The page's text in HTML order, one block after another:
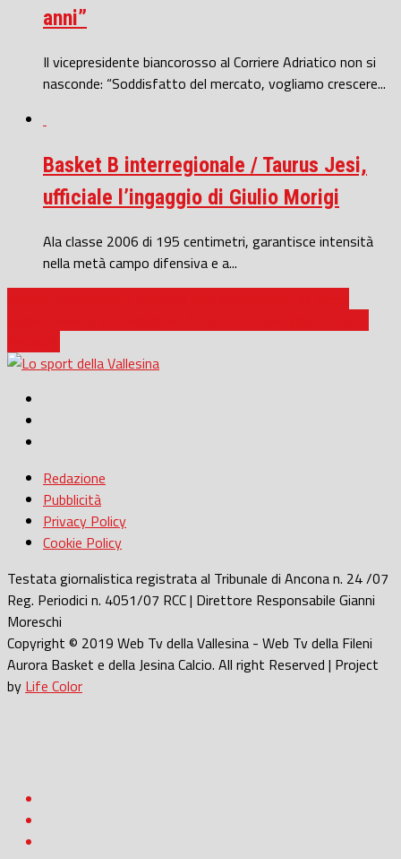
anni”
Il vicepresidente biancorosso al Corriere Adriatico non si
nasconde: “Soddisfatto del mercato, vogliamo crescere...
Basket B interregionale / Taurus Jesi,
ufficiale l’ingaggio di Giulio Morigi
Ala classe 2006 di 195 centimetri, garantisce intensità
nella metà campo difensiva e a...
Redazione
Pubblicità
Privacy Policy
Cookie Policy
Testata giornalistica registrata al Tribunale di Ancona n. 24 /07
Reg. Periodici n. 4051/07 RCC | Direttore Responsabile Gianni
Moreschi
Copyright © 2019 Web Tv della Vallesina - Web Tv della Fileni
Aurora Basket e della Jesina Calcio. All right Reserved | Project
by Life Color